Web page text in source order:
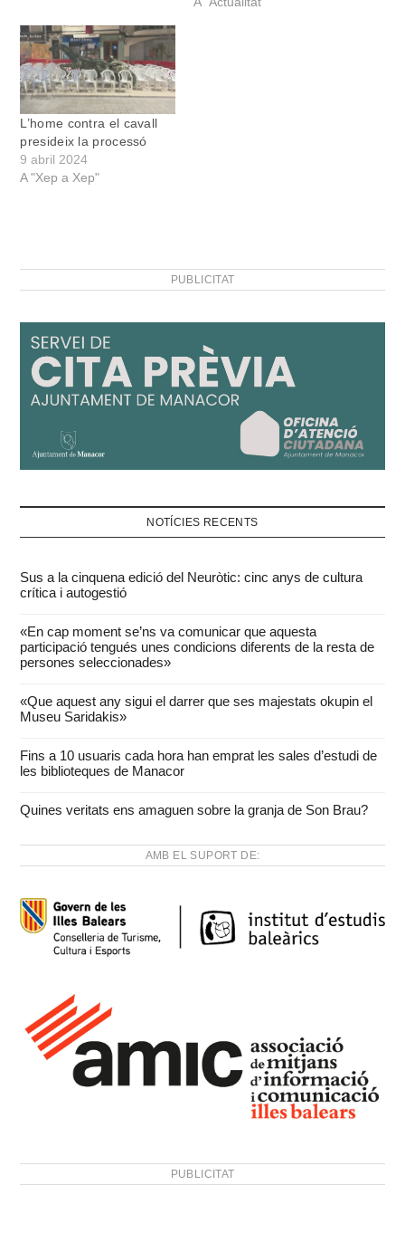
L’home contra el cavall
presideix la processó
9 abril 2024
A "Xep a Xep"
PUBLICITAT
NOTÍCIES RECENTS
Sus a la cinquena edició del Neuròtic: cinc anys de cultura
crítica i autogestió
«En cap moment se’ns va comunicar que aquesta
participació tengués unes condicions diferents de la resta de
persones seleccionades»
«Que aquest any sigui el darrer que ses majestats okupin el
Museu Saridakis»
Fins a 10 usuaris cada hora han emprat les sales d’estudi de
les biblioteques de Manacor
Quines veritats ens amaguen sobre la granja de Son Brau?
AMB EL SUPORT DE:
PUBLICITAT